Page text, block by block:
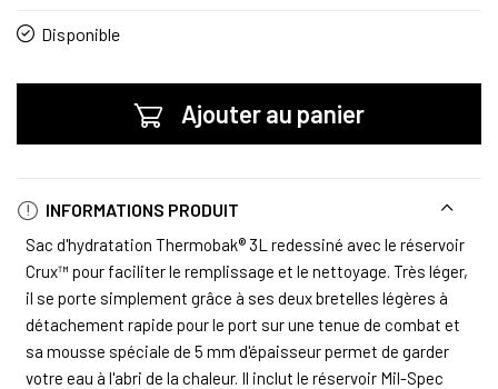
Disponible
Ajouter au panier
INFORMATIONS PRODUIT
Sac d'hydratation Thermobak® 3L redessiné avec le réservoir
Crux™ pour faciliter le remplissage et le nettoyage. Très léger,
il se porte simplement grâce à ses deux bretelles légères à
détachement rapide pour le port sur une tenue de combat et
sa mousse spéciale de 5 mm d'épaisseur permet de garder
votre eau à l'abri de la chaleur. Il inclut le réservoir Mil-Spec